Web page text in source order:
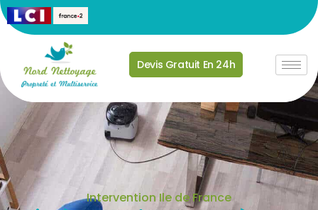
Devis Gratuit En 24h
Intervention Ile de France